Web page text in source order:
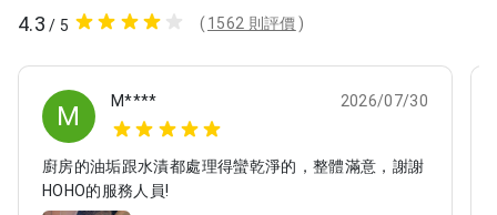
4.3 / 5 (1562 則評價 )
M M**** 2026/07/30
廚房的油垢跟水漬都處理得蠻乾淨的，整體滿意，謝謝
HOHO的服務人員!